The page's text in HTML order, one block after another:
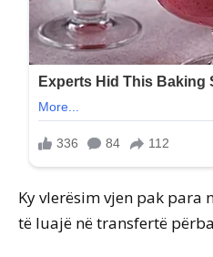
Ky vlerësim vjen pak para
të luajë në transfertë